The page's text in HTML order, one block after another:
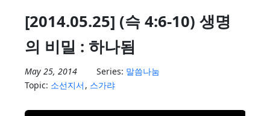
[2014.05.25] (슥 4:6-10) 생명
의 비밀 : 하나됨
May 25, 2014 Series: 말씀나눔
Topic: 소선지서 , 스가랴